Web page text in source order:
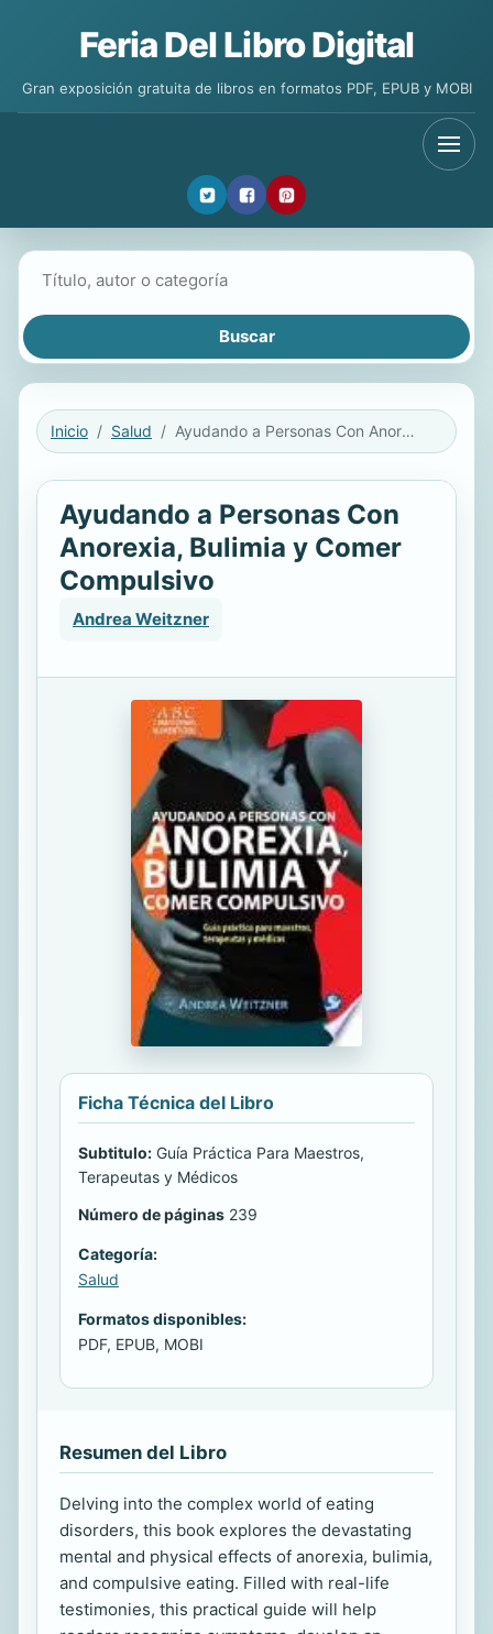
Feria Del Libro Digital
Gran exposición gratuita de libros en formatos PDF, EPUB y MOBI
Inicio Salud Ayudando a Personas Con Anorexia, Bulimia y Comer Compulsivo
Ayudando a Personas Con
Anorexia, Bulimia y Comer
Compulsivo
Andrea Weitzner
Ficha Técnica del Libro
Subtitulo: Guía Práctica Para Maestros,
Terapeutas y Médicos
Número de páginas 239
Categoría:
Salud
Formatos disponibles:
PDF, EPUB, MOBI
Resumen del Libro
Delving into the complex world of eating
disorders, this book explores the devastating
mental and physical effects of anorexia, bulimia,
and compulsive eating. Filled with real-life
testimonies, this practical guide will help